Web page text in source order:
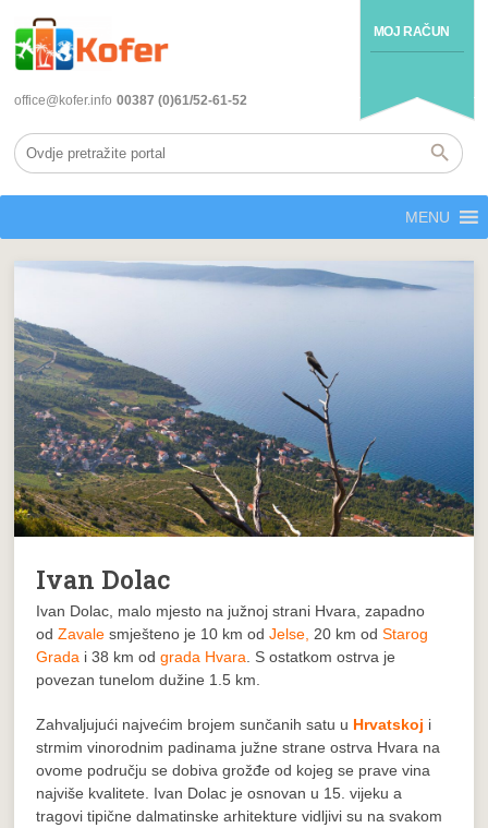
MOJ RAČUN
office@kofer.info 00387 (0)61/52-61-52
MENU
Ivan Dolac
Ivan Dolac , malo mjesto na južnoj strani Hvara , zapadno
odZavale smješteno je 10 km odJelse 20 km odStarog
Grada i 38 km odgrada Hvara . S ostatkom ostrva je
povezan tunelom dužine 1.5 km.
Zahvaljujući najvećim brojem sunčanih satu u Hrvatskoj i
strmim vinorodnim padinama južne strane ostrva Hvara na
ovome području se dobiva grožđe od kojeg se prave vina
najviše kvalitete. Ivan Dolac je osnovan u 15. vijeku a
tragovi tipične dalmatinske arhitekture vidljivi su na svakom